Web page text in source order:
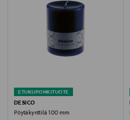
Koko
100 mm
ETUKUPONKITUOTE
DESICO
Pöytäkynttilä 100 mm